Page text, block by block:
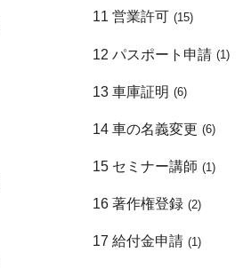
11 営業許可 (15)
12 パスポート申請 (1)
13 車庫証明 (6)
14 車の名義変更 (6)
15 セミナー講師 (1)
16 著作権登録 (2)
17 給付金申請 (1)